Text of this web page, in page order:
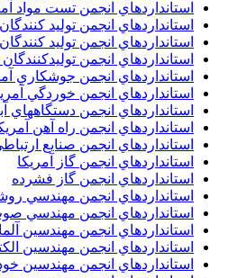
استانداردهاي انجمن تست مواد
استانداردهاي انجمن توليد
استانداردهاي انجمن توليد
استانداردهاي انجمن
استانداردهاي انجمن جوشکاري
استانداردهاي انجمن خوردگي
استانداردهاي انجمن دستگاههاي
استانداردهاي انجمن راه آهن
استانداردهاي انجمن صنايع
استانداردهاي انجمن گاز آمريکا
استانداردهاي انجمن گاز فشرده
استانداردهاي انجمن مهندسي
استانداردهاي انجمن مهندسي
استانداردهاي انجمن مهندسين
استانداردهاي انجمن مهندسين
استانداردهاي انجمن مهندسين